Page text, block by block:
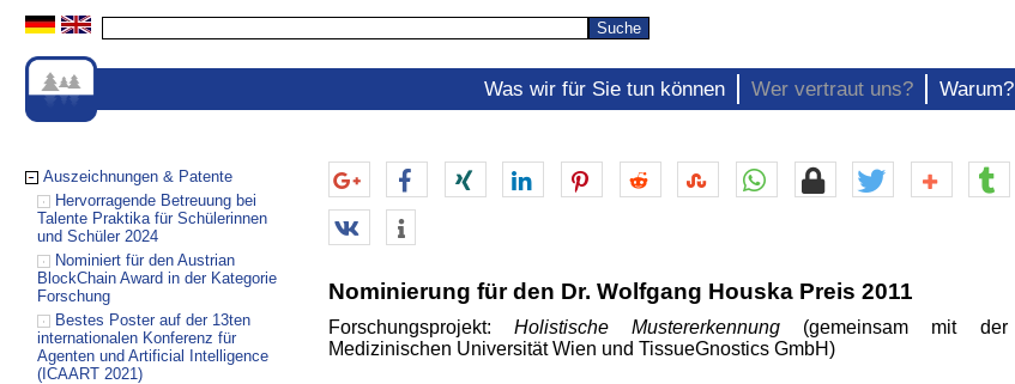
Warum?
Wer vertraut uns?
Was wir für Sie tun können
Auszeichnungen & Patente
Hervorragende Betreuung bei
Talente Praktika für Schülerinnen
und Schüler 2024
Nominiert für den Austrian
BlockChain Award in der Kategorie
Forschung
Bestes Poster auf der 13ten
internationalen Konferenz für
Agenten und Artificial Intelligence
(ICAART 2021)
Nominierung für den Dr. Wolfgang Houska Preis 2011
Forschungsprojekt: Holistische Mustererkennung(gemeinsam mit der
Medizinischen Universität Wien und TissueGnostics GmbH)